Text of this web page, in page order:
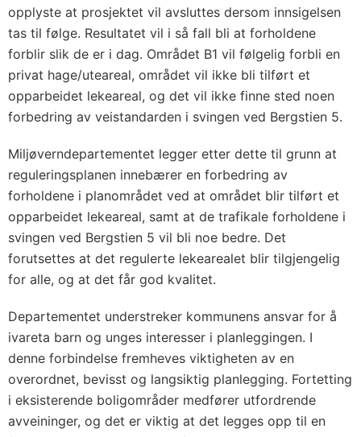
opplyste at prosjektet vil avsluttes dersom innsigelsen
tas til følge. Resultatet vil i så fall bli at forholdene
forblir slik de er i dag. Området B1 vil følgelig forbli en
privat hage/uteareal, området vil ikke bli tilført et
opparbeidet lekeareal, og det vil ikke finne sted noen
forbedring av veistandarden i svingen ved Bergstien 5.
Miljøverndepartementet legger etter dette til grunn at
reguleringsplanen innebærer en forbedring av
forholdene i planområdet ved at området blir tilført et
opparbeidet lekeareal, samt at de trafikale forholdene i
svingen ved Bergstien 5 vil bli noe bedre. Det
forutsettes at det regulerte lekearealet blir tilgjengelig
for alle, og at det får god kvalitet.
Departementet understreker kommunens ansvar for å
ivareta barn og unges interesser i planleggingen. I
denne forbindelse fremheves viktigheten av en
overordnet, bevisst og langsiktig planlegging. Fortetting
i eksisterende boligområder medfører utfordrende
avveininger, og det er viktig at det legges opp til en